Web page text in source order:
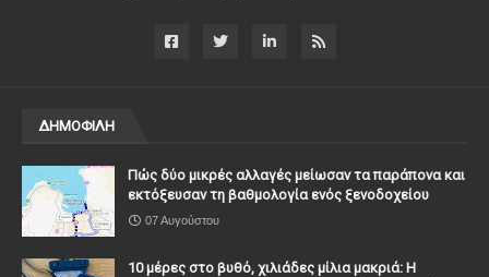
ΔΗΜΟΦΙΛΗ
Πώς δύο μικρές αλλαγές μείωσαν τα παράπονα και
εκτόξευσαν τη βαθμολογία ενός ξενοδοχείου
07 Αυγούστου
10 μέρες στο βυθό, χιλιάδες μίλια μακριά: Η